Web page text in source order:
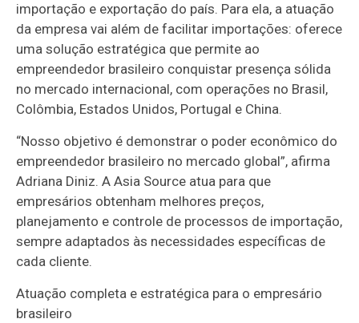
importação e exportação do país. Para ela, a atuação
da empresa vai além de facilitar importações: oferece
uma solução estratégica que permite ao
empreendedor brasileiro conquistar presença sólida
no mercado internacional, com operações no Brasil,
Colômbia, Estados Unidos, Portugal e China.
“Nosso objetivo é demonstrar o poder econômico do
empreendedor brasileiro no mercado global”, afirma
Adriana Diniz. A Asia Source atua para que
empresários obtenham melhores preços,
planejamento e controle de processos de importação,
sempre adaptados às necessidades específicas de
cada cliente.
Atuação completa e estratégica para o empresário
brasileiro